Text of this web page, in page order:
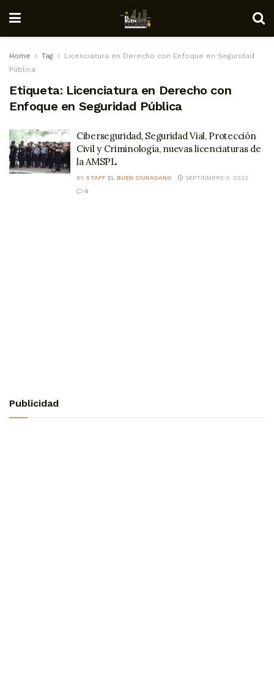
Home Tag
Licenciatura en Derecho con Enfoque en Seguridad
Pública
Etiqueta: Licenciatura en Derecho con
Enfoque en Seguridad Pública
Ciberseguridad, Seguridad Vial, Protección
Civil y Criminología, nuevas licenciaturas de
la AMSPL
BY STAFF EL BUEN CIUDADANO
SEPTIEMBRE 3, 2022
0
Publicidad